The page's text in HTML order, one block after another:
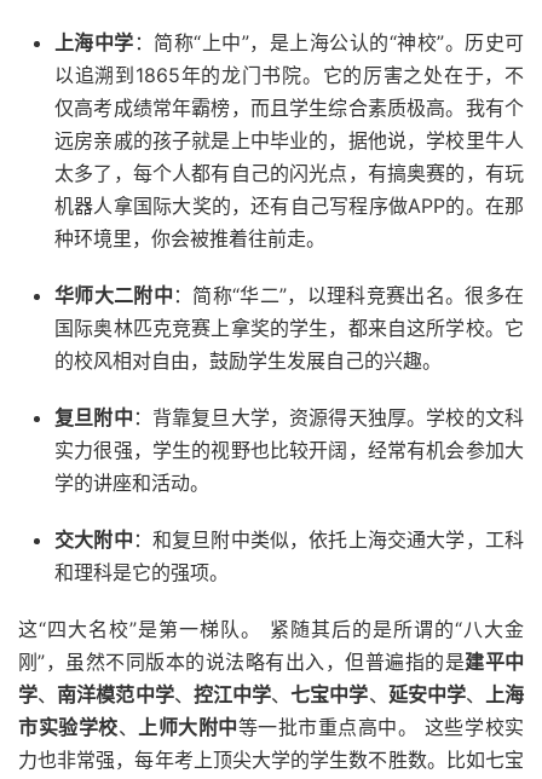
上海中学 ：简称“上中”，是上海公认的“神校”。历史可
以追溯到1865年的龙门书院。它的厉害之处在于，不
仅高考成绩常年霸榜，而且学生综合素质极高。我有个
远房亲戚的孩子就是上中毕业的，据他说，学校里牛人
太多了，每个人都有自己的闪光点，有搞奥赛的，有玩
机器人拿国际大奖的，还有自己写程序做APP的。在那
种环境里，你会被推着往前走。
华师大二附中 ：简称“华二”，以理科竞赛出名。很多在
国际奥林匹克竞赛上拿奖的学生，都来自这所学校。它
的校风相对自由，鼓励学生发展自己的兴趣。
复旦附中 ：背靠复旦大学，资源得天独厚。学校的文科
实力很强，学生的视野也比较开阔，经常有机会参加大
学的讲座和活动。
交大附中 ：和复旦附中类似，依托上海交通大学，工科
和理科是它的强项。
这“四大名校”是第一梯队。 紧随其后的是所谓的“八大金
刚”，虽然不同版本的说法略有出入，但普遍指的是建平中
学、 南洋模范中学、 控江中学、七宝中学、 延安中学、上海
市实验学校、上师大附中等一批市重点高中。 这些学校实
力也非常强，每年考上顶尖大学的学生数不胜数。比如七宝